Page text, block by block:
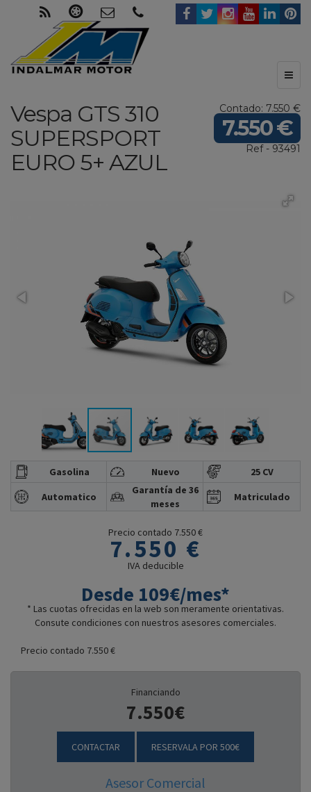
Contado: 7.550 €
7.550 €
Ref - 93491
Vespa GTS 310
SUPERSPORT
EURO 5+ AZUL
Gasolina Nuevo
25 CV
Automatico
Garantía de 36
meses
Matriculado
Precio contado 7.550 €
7.550 €
IVA deducible
Desde 109€/mes*
* Las cuotas ofrecidas en la web son meramente orientativas.
Consute condiciones con nuestros asesores comerciales.
Precio contado 7.550 €
Financiando
7.550€
CONTACTAR RESERVALA POR 500€
Asesor Comercial